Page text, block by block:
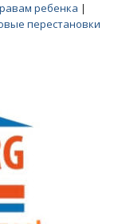
ребенка |
перестановки